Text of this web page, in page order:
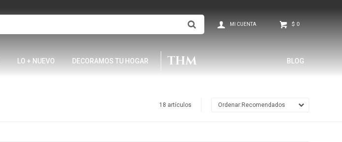
LO + NUEVO DECORAMOS TU HOGAR BLOG
$ 0
18 artículos Recomendados